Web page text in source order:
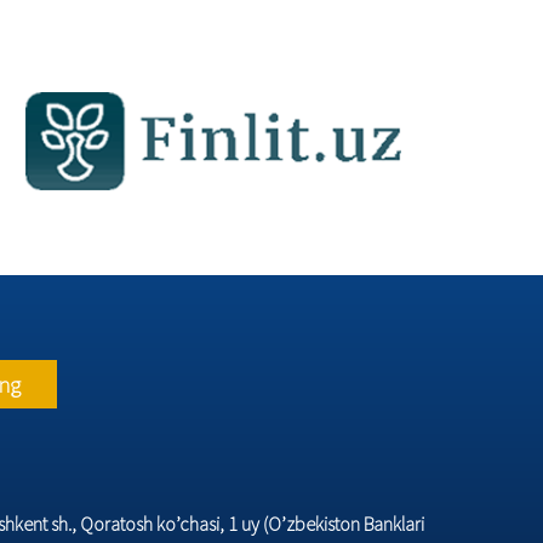
sh., Qoratosh ko’chasi, 1 uy (O’zbеkiston Banklari